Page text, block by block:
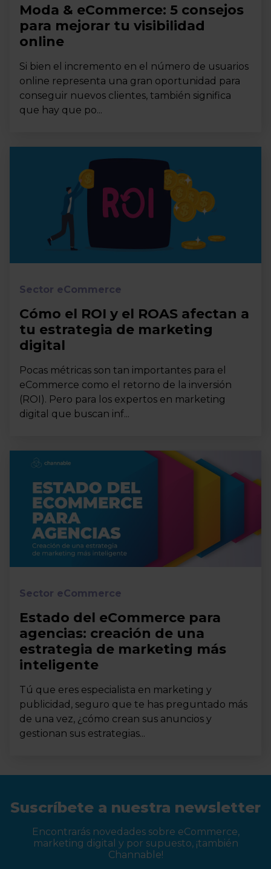
Moda & eCommerce: 5 consejos
para mejorar tu visibilidad
online
Si bien el incremento en el número de usuarios
online representa una gran oportunidad para
conseguir nuevos clientes, también significa
que hay que po...
Sector eCommerce
Cómo el ROI y el ROAS afectan a
tu estrategia de marketing
digital
Pocas métricas son tan importantes para el
eCommerce como el retorno de la inversión
(ROI). Pero para los expertos en marketing
digital que buscan inf...
Sector eCommerce
Estado del eCommerce para
agencias: creación de una
estrategia de marketing más
inteligente
Tú que eres especialista en marketing y
publicidad, seguro que te has preguntado más
de una vez, ¿cómo crean sus anuncios y
gestionan sus estrategias...
Suscríbete a nuestra newsletter
Encontrarás novedades sobre eCommerce,
marketing digital y por supuesto, ¡también
Channable!